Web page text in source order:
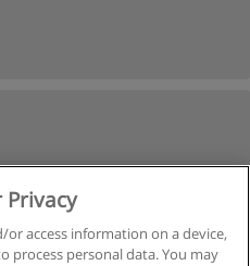
Privacy
access information on a device,
process personal data. You may